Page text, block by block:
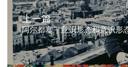
上一篇
阿尔都塞｜意识形态和意识形